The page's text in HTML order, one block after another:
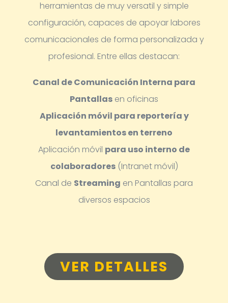
herramientas de muy versatil y simple
configuración, capaces de apoyar labores
comunicacionales de forma personalizada y
profesional. Entre ellas destacan:
Canal de Comunicación Interna para
Pantallas en oficinas
Aplicación móvil para reportería y
levantamientos en terreno
Aplicación móvil para uso interno de
colaboradores(Intranet móvil)
Canal de Streaming en Pantallas para
diversos espacios
VER DETALLES